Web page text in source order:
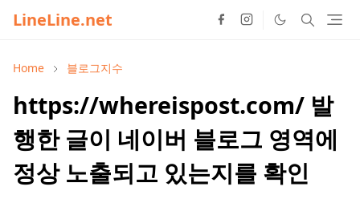
LineLine.net
Home 블로그지수
https://whereispost.com/ 발
행한 글이 네이버 블로그 영역에
정상 노출되고 있는지를 확인